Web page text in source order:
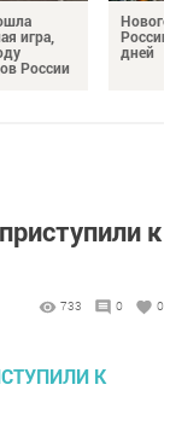
игра,
России
России
дней
к
733 0 0